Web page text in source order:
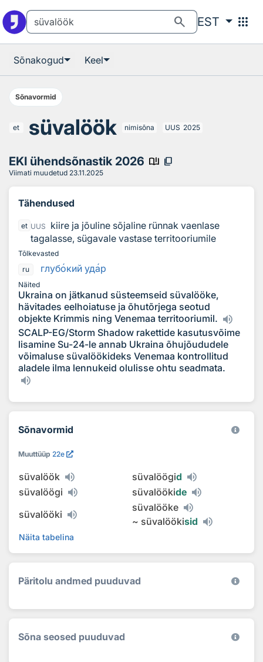
search EST apps
Sõnakogud Keel
Sõnavormid
et süvalöök nimisõna UUS 2025
EKI ühendsõnastik 2026 book_ribbon content_copy
Viimati muudetud 23.11.2025
Tähendused
et UUS
kiire ja jõuline sõjaline rünnak vaenlase
tagalasse, sügavale vastase territooriumile
Tõlkevasted
ru
глубокий удар
Näited
Ukraina on jätkanud süsteemseid süvalööke,
hävitades eelhoiatuse ja õhutõrjega seotud
objekte Krimmis ning Venemaa territooriumil.
SCALP-EG/Storm Shadow rakettide kasutusvõime
lisamine Su-24-le annab Ukraina õhujõududele
võimaluse süvalöökideks Venemaa kontrollitud
aladele ilma lennukeid olulisse ohtu seadmata.
Sõnavormid
Muuttüüp 22e
süvalöök süvalöögid
süvalöögi
süvalöökide
süvalööki
süvalööke
~ süvalöökisid
Näita tabelina
Päritolu andmed puuduvad
Sõna seosed puuduvad